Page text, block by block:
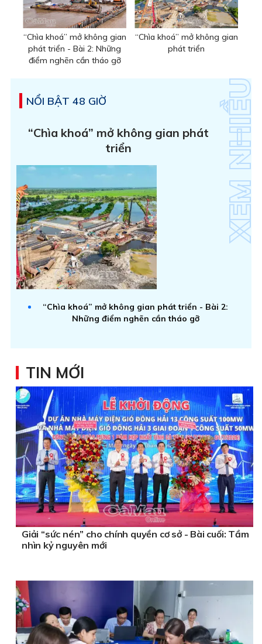
“Chìa khoá” mở không gian
phát triển - Bài 2: Những
điểm nghẽn cần tháo gỡ
“Chìa khoá” mở không gian
phát triển
NỔI BẬT 48 GIỜ
“Chìa khoá” mở không gian phát
triển
“Chìa khoá” mở không gian phát triển - Bài 2:
Những điểm nghẽn cần tháo gỡ
TIN MỚI
Giải “sức nén” cho chính quyền cơ sở - Bài cuối: Tầm
nhìn kỷ nguyên mới